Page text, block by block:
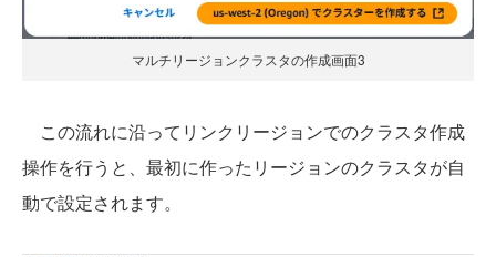
マルチリージョンクラスタの作成画面3
この流れに沿ってリンクリージョンでのクラスタ作成
操作を行うと、最初に作ったリージョンのクラスタが自
動で設定されます。